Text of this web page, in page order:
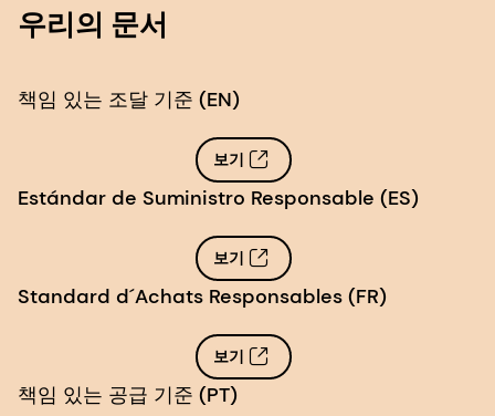
우리의 문서
책임 있는 조달 기준 (EN)
보기
Estándar de Suministro Responsable (ES)
보기
Standard d´Achats Responsables (FR)
보기
책임 있는 공급 기준 (PT)